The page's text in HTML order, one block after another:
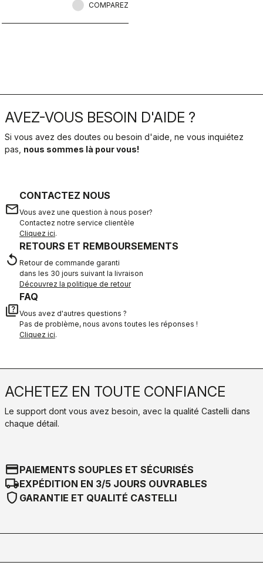
COMPAREZ
AVEZ-VOUS BESOIN D'AIDE ?
Si vous avez des doutes ou besoin d'aide, ne vous inquiétez
pas, nous sommes là pour vous!
email
CONTACTEZ NOUS
Vous avez une question à nous poser?
Contactez notre service clientèle
Cliquez ici.
replay
RETOURS ET REMBOURSEMENTS
Retour de commande garanti
dans les 30 jours suivant la livraison
Découvrez la politique de retour
quiz
FAQ
Vous avez d'autres questions ?
Pas de problème, nous avons toutes les réponses !
Cliquez ici.
ACHETEZ EN TOUTE CONFIANCE
Le support dont vous avez besoin, avec la qualité Castelli dans
chaque détail.
credit_cardPAIEMENTS SOUPLES ET SÉCURISÉS
local_shippingEXPÉDITION EN 3/5 JOURS OUVRABLES
shield GARANTIE ET QUALITÉ CASTELLI